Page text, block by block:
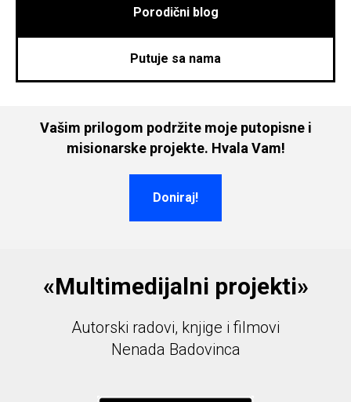
Porodični blog
Putuje sa nama
Vašim prilogom podržite moje putopisne i
misionarske projekte. Hvala Vam!
Doniraj!
«Multimedijalni projekti»
Autorski radovi, knjige i filmovi
Nenada Badovinca